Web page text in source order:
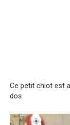
Ce petit chiot est
dos